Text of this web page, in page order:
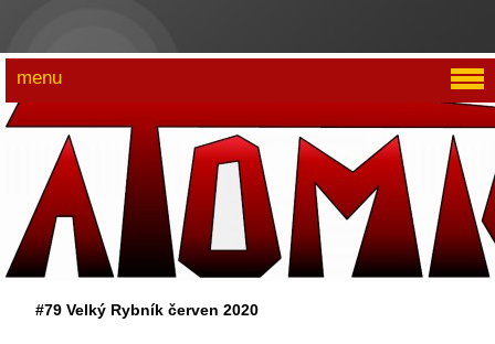
#79 Velký Rybník červen 2020
menu